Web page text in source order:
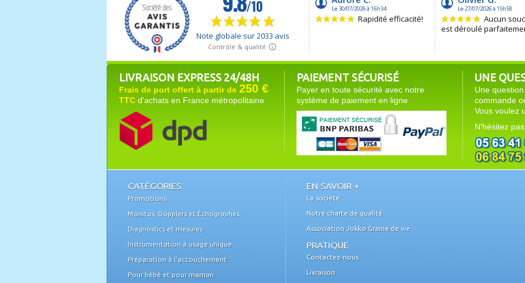
LIVRAISON EXPRESS 24/48H
Frais de port offert à partir de 250 €
TTC d'achats en France métropolitaine
PAIEMENT SÉCURISÉ
Payer en toute sécurité avec notre
système de paiement en ligne
UNE
Une
commande
Vous voulez
N'hésitez
CATÉGORIES
Promotions
Monitos, Dopplers et Échographes
Diagnostics et mesures
Instrumentation à usage unique
Préparation à l'accouchement
Pour bébé et pour maman
EN SAVOIR +
La société
Notre charte de qualité
Association Jokko Graine de vie
PRATIQUE
Contactez-nous
Livraison